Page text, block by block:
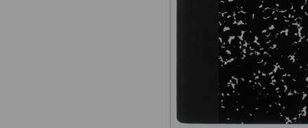
あなたの美意識にマッ
ット USA製 Copper